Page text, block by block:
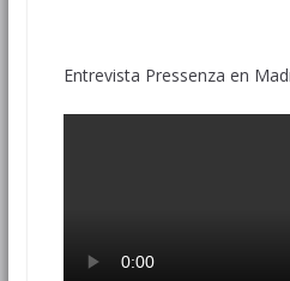
Entrevista Pressenza en